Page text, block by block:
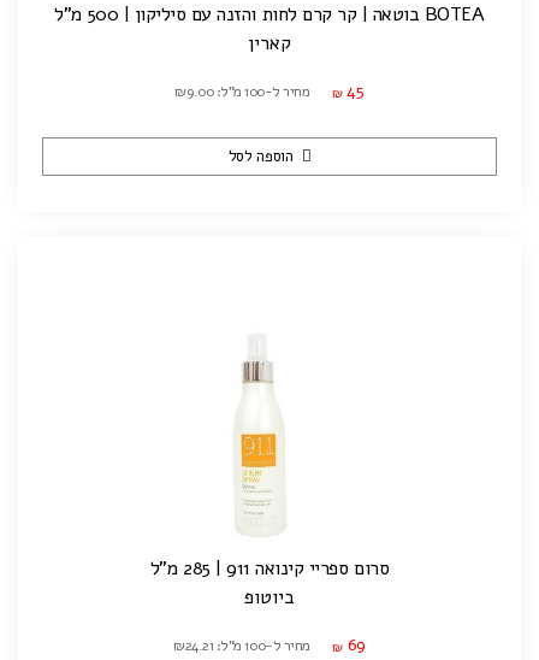
BOTEA בוטאה | קר קרם לחות והזנה עם סיליקון | 500 מ"ל
קארין
₪ 45 מחיר ל-100 מ"ל: ₪9.00
הוספה לסל
סרום ספריי קינואה 911 | 285 מ"ל
ביוטופ
₪ 69 מחיר ל-100 מ"ל: ₪24.21